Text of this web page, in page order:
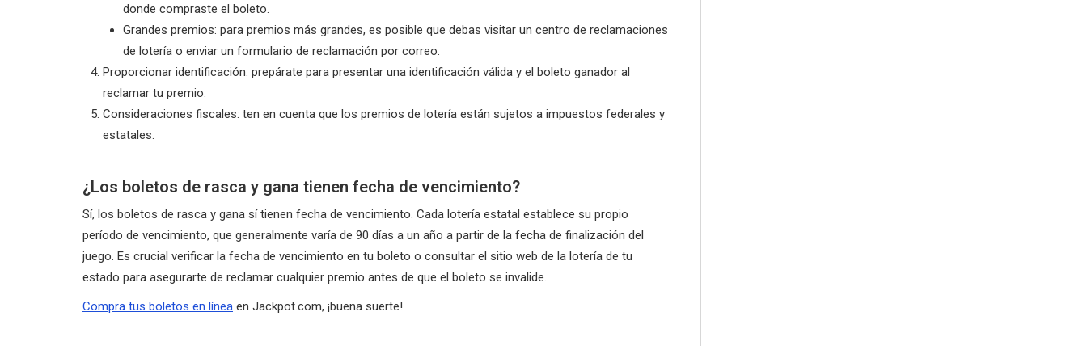
donde compraste el boleto.
Grandes premios: para premios más grandes, es posible que debas visitar un centro de reclamaciones
de lotería o enviar un formulario de reclamación por correo.
Proporcionar identificación: prepárate para presentar una identificación válida y el boleto ganador al
reclamar tu premio.
Consideraciones fiscales: ten en cuenta que los premios de lotería están sujetos a impuestos federales y
estatales.
¿Los boletos de rasca y gana tienen fecha de vencimiento?
Sí, los boletos de rasca y gana sí tienen fecha de vencimiento. Cada lotería estatal establece su propio
período de vencimiento, que generalmente varía de 90 días a un año a partir de la fecha de finalización del
juego. Es crucial verificar la fecha de vencimiento en tu boleto o consultar el sitio web de la lotería de tu
estado para asegurarte de reclamar cualquier premio antes de que el boleto se invalide.
Compra tus boletos en línea en Jackpot.com, ¡buena suerte!